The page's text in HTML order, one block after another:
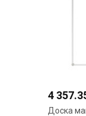
4
Доска